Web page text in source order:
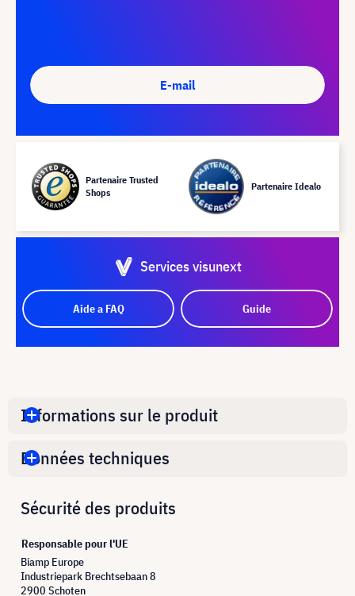
E-mail
Partenaire Trusted
Shops
Partenaire Idealo
Services visunext
Aide a FAQ Guide
Informations sur le produit
Données techniques
Sécurité des produits
Responsable pour l'UE
Biamp Europe
Industriepark Brechtsebaan 8
2900 Schoten